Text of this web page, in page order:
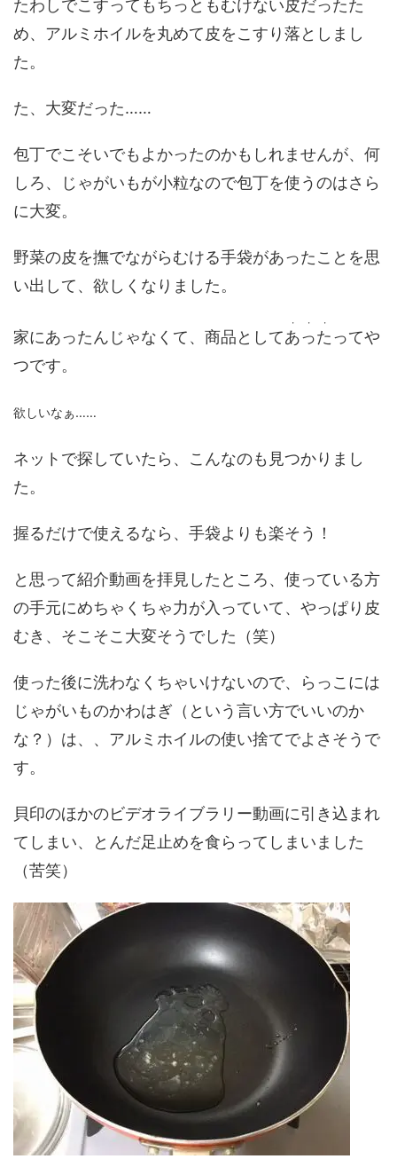
たわしでこすってもちっともむけない皮だったた
め、アルミホイルを丸めて皮をこすり落としまし
た。
た、大変だった……
包丁でこそいでもよかったのかもしれませんが、何
しろ、じゃがいもが小粒なので包丁を使うのはさら
に大変。
野菜の皮を撫でながらむける手袋があったことを思
い出して、欲しくなりました。
家にあったんじゃなくて、商品としてあった
・・・
ってや
つです。
欲しいなぁ……
ネットで探していたら、こんなのも見つかりまし
た。
握るだけで使えるなら、手袋よりも楽そう！
と思って紹介動画を拝見したところ、使っている方
の手元にめちゃくちゃ力が入っていて、やっぱり皮
むき、そこそこ大変そうでした（笑）
使った後に洗わなくちゃいけないので、らっこには
じゃがいものかわはぎ（という言い方でいいのか
な？）は、、アルミホイルの使い捨てでよさそうで
す。
貝印のほかのビデオライブラリー動画に引き込まれ
てしまい、とんだ足止めを食らってしまいました
（苦笑）